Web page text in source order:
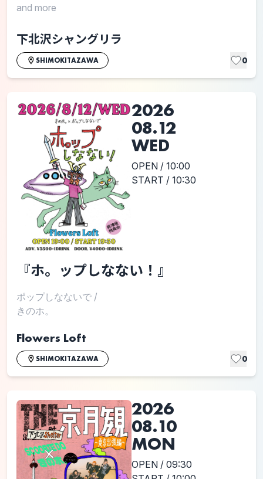
and more
下北沢シャングリラ
SHIMOKITAZAWA 0
2026
08.12
WED
OPEN / 10:00
START / 10:30
『ホ。ップしなない！』
ポップしなないで /
きのホ。
Flowers Loft
SHIMOKITAZAWA 0
2026
08.10
MON
OPEN / 09:30